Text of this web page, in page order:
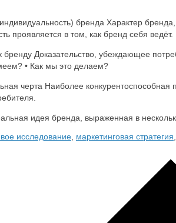
бренда Характер
проявляется в том, как бренд себя ведёт.
бренду Доказательство, убеждающее
• Как мы это делаем?
черта Наиболее конкурентоспособная
идея бренда, выраженная в
исследование маркетинговая стратегия